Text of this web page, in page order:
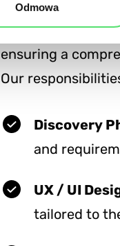
Odmowa
300.codes was
ensuring a
Our
Discovery
and
UX / UI
tailored to